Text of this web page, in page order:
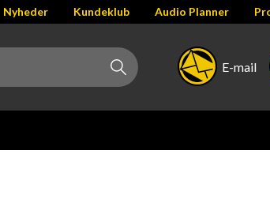
Nyheder Kundeklub Audio Planner
E-mail